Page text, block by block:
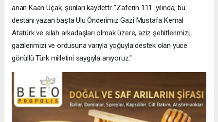
anan Kaan Uçak, şunları kaydetti: "Zaferin 111. yılında, bu
destanı yazan başta Ulu Önderimiz Gazi Mustafa Kemal
Atatürk ve silah arkadaşları olmak üzere, aziz şehitlerimizi,
gazilerimizi ve ordusuna varıyla yoğuyla destek olan yüce
gönüllü Türk milletini saygıyla anıyoruz."